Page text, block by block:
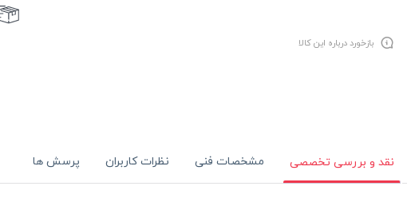
بازخورد درباره این کالا
نقد و بررسی تخصصی مشخصات فنی نظرات کاربران پرسش ها